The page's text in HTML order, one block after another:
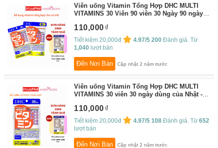
Viên uống Vitamin Tổng Hợp DHC MULTI
VITAMINS 30 Viên 90 viên 30 Ngày 90 ngày
hàng ngày cho cơ thể - Cosin Store
Cosin Store
110,000
Tiết kiệm 20,000đ 4.97/5 200 Đánh giá. Từ
1,040 lượt bán
Đến Nơi Bán Cập nhật 2 năm trước
Viên uống Vitamin Tổng Hợp DHC MULTI
VITAMINS 30 viên 30 ngày dùng của Nhật -
thể - Cosin Store
110,000
Tiết kiệm 20,000đ 4.97/5 108 Đánh giá. Từ652
lượt bán
Đến Nơi Bán Cập nhật 2 năm trước